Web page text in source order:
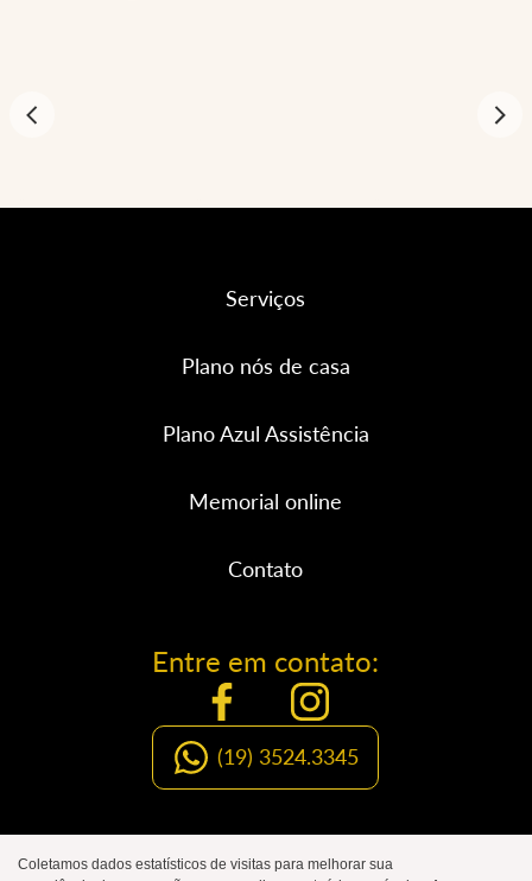
Organização Social de Luto
Serviços
Plano nós de casa
Plano Azul Assistência
Memorial online
Contato
Entre em contato:
(19) 3524.3345
Coletamos dados estatísticos de visitas para melhorar sua